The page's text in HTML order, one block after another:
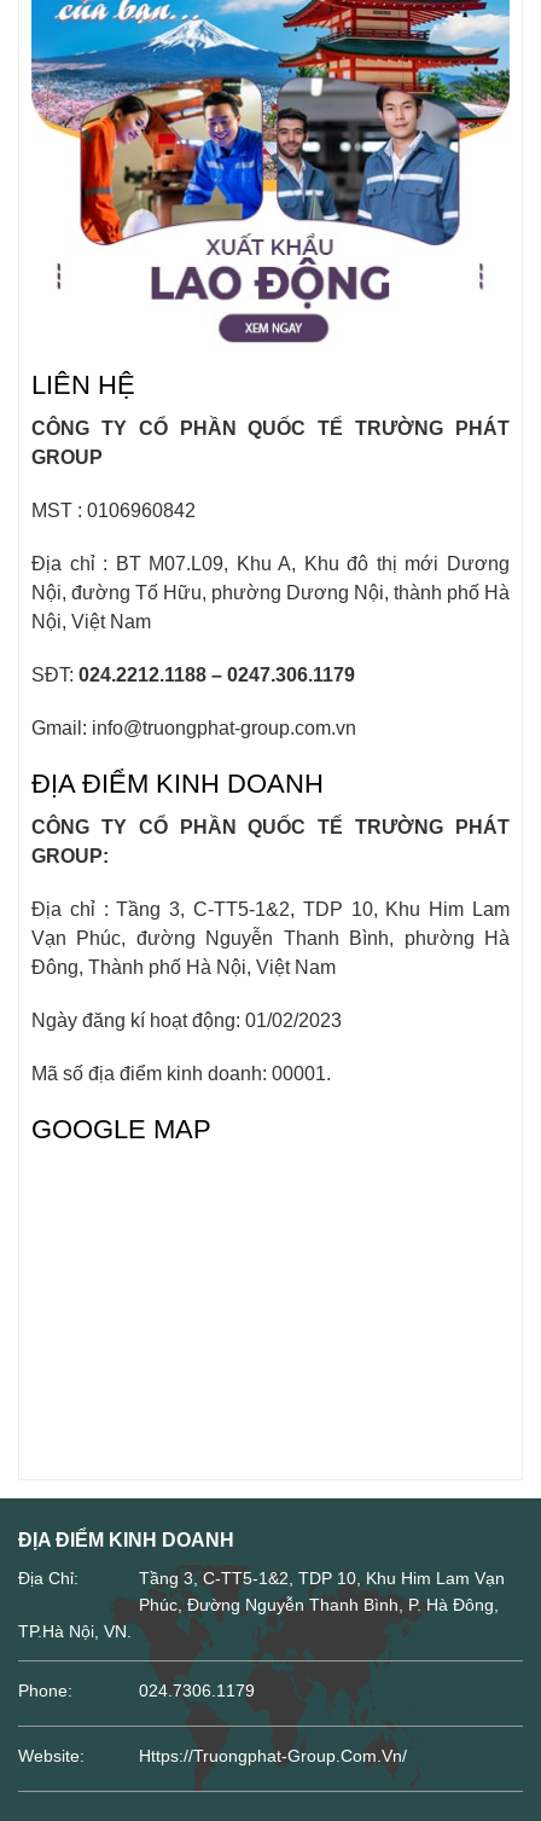
LIÊN HỆ
CÔNG TY CỔ PHẦN QUỐC TẾ TRƯỜNG PHÁT
GROUP
MST : 0106960842
Địa chỉ : BT M07.L09, Khu A, Khu đô thị mới Dương
Nội, đường Tố Hữu, phường Dương Nội, thành phố Hà
Nội, Việt Nam
SĐT: 024.2212.1188 – 0247.306.1179
Gmail: info@truongphat-group.com.vn
ĐỊA ĐIỂM KINH DOANH
CÔNG TY CỔ PHẦN QUỐC TẾ TRƯỜNG PHÁT
GROUP:
Địa chỉ : Tầng 3, C-TT5-1&2, TDP 10, Khu Him Lam
Vạn Phúc, đường Nguyễn Thanh Bình, phường Hà
Đông, Thành phố Hà Nội, Việt Nam
Ngày đăng kí hoạt động: 01/02/2023
Mã số địa điểm kinh doanh: 00001.
GOOGLE MAP
ĐỊA ĐIỂM KINH DOANH
Địa Chỉ:
Tầng 3, C-TT5-1&2, TDP 10, Khu Him Lam Vạn
Phúc, Đường Nguyễn Thanh Bình, P. Hà Đông,
TP.Hà Nội, VN.
Phone: 024.7306.1179
Website: Https://truongphat-Group.com.vn/